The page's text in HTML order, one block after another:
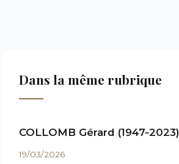
Dans la même rubrique
COLLOMB Gérard (1947-2023)
19/03/2026